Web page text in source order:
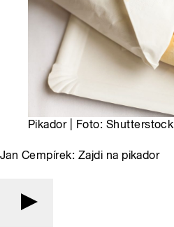
Pikador | Foto: Shutterstock
Jan Cempírek: Zajdi na pikador